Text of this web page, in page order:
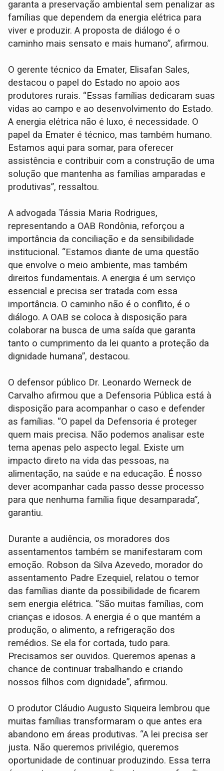
garanta a preservação ambiental sem penalizar as
famílias que dependem da energia elétrica para
viver e produzir. A proposta de diálogo é o
caminho mais sensato e mais humano”, afirmou.
O gerente técnico da Emater, Elisafan Sales,
destacou o papel do Estado no apoio aos
produtores rurais. “Essas famílias dedicaram suas
vidas ao campo e ao desenvolvimento do Estado.
A energia elétrica não é luxo, é necessidade. O
papel da Emater é técnico, mas também humano.
Estamos aqui para somar, para oferecer
assistência e contribuir com a construção de uma
solução que mantenha as famílias amparadas e
produtivas”, ressaltou.
A advogada Tássia Maria Rodrigues,
representando a OAB Rondônia, reforçou a
importância da conciliação e da sensibilidade
institucional. “Estamos diante de uma questão
que envolve o meio ambiente, mas também
direitos fundamentais. A energia é um serviço
essencial e precisa ser tratada com essa
importância. O caminho não é o conflito, é o
diálogo. A OAB se coloca à disposição para
colaborar na busca de uma saída que garanta
tanto o cumprimento da lei quanto a proteção da
dignidade humana”, destacou.
O defensor público Dr. Leonardo Werneck de
Carvalho afirmou que a Defensoria Pública está à
disposição para acompanhar o caso e defender
as famílias. “O papel da Defensoria é proteger
quem mais precisa. Não podemos analisar este
tema apenas pelo aspecto legal. Existe um
impacto direto na vida das pessoas, na
alimentação, na saúde e na educação. É nosso
dever acompanhar cada passo desse processo
para que nenhuma família fique desamparada”,
garantiu.
Durante a audiência, os moradores dos
assentamentos também se manifestaram com
emoção. Robson da Silva Azevedo, morador do
assentamento Padre Ezequiel, relatou o temor
das famílias diante da possibilidade de ficarem
sem energia elétrica. “São muitas famílias, com
crianças e idosos. A energia é o que mantém a
produção, o alimento, a refrigeração dos
remédios. Se ela for cortada, tudo para.
Precisamos ser ouvidos. Queremos apenas a
chance de continuar trabalhando e criando
nossos filhos com dignidade”, afirmou.
O produtor Cláudio Augusto Siqueira lembrou que
muitas famílias transformaram o que antes era
abandono em áreas produtivas. “A lei precisa ser
justa. Não queremos privilégio, queremos
oportunidade de continuar produzindo. Essa terra